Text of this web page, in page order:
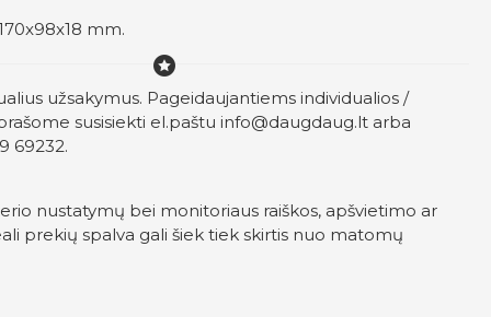
mm.
užsakymus. Pageidaujantiems individualios /
susisiekti el.paštuinfo@daugdaug.lt arba
69232.
nustatymų bei monitoriaus raiškos, apšvietimo ar
prekių spalva gali šiek tiek skirtis nuo matomų